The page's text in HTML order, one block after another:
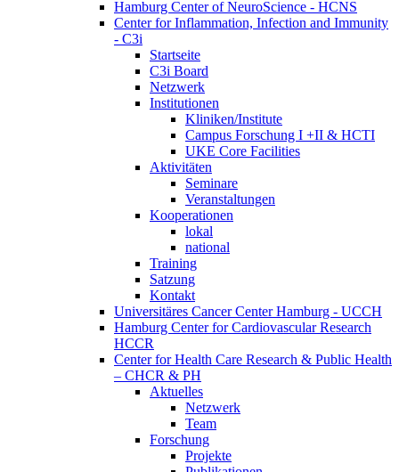
Hamburg Center of NeuroScience - HCNS
Center for Inflammation, Infection and Immunity
- C3i
Startseite
C3i Board
Netzwerk
Institutionen
Kliniken/Institute
Campus Forschung I +II & HCTI
UKE Core Facilities
Aktivitäten
Seminare
Veranstaltungen
Kooperationen
lokal
national
Training
Satzung
Kontakt
Universitäres Cancer Center Hamburg - UCCH
Hamburg Center for Cardiovascular Research
HCCR
Center for Health Care Research & Public Health
– CHCR & PH
Aktuelles
Netzwerk
Team
Forschung
Projekte